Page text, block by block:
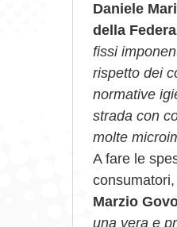
Daniele
della
fissi
rispetto dei
normative
strada con
molte
A fare le
Marzio
una vera e